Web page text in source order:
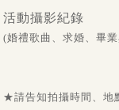
活動攝影紀錄
(婚禮歌曲 、求婚、畢
★請告知拍攝時間、地